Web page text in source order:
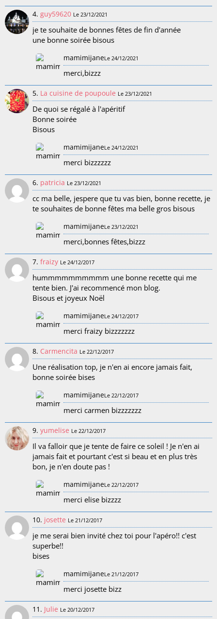
4. guy59620 Le 23/12/2021
je te souhaite de bonnes fêtes de fin d'année
une bonne soirée bisous
mamimijaneLe 24/12/2021
merci,bizzz
5. La cuisine de poupoule Le 23/12/2021
De quoi se régalé à l'apéritif
Bonne soirée
Bisous
mamimijaneLe 24/12/2021
merci bizzzzzz
6. patricia Le 23/12/2021
cc ma belle, jespere que tu vas bien, bonne recette, je
te souhaites de bonne fêtes ma belle gros bisous
mamimijaneLe 23/12/2021
merci,bonnes fêtes,bizzz
7. fraizy Le 24/12/2017
hummmmmmmmmm une bonne recette qui me
tente bien. J'ai recommencé mon blog.
Bisous et joyeux Noël
mamimijaneLe 24/12/2017
merci fraizy bizzzzzzz
8. Carmencita Le 22/12/2017
Une réalisation top, je n'en ai encore jamais fait,
bonne soirée bises
mamimijaneLe 22/12/2017
merci carmen bizzzzzzz
9. yumelise Le 22/12/2017
Il va falloir que je tente de faire ce soleil ! Je n'en ai
jamais fait et pourtant c'est si beau et en plus très
bon, je n'en doute pas !
mamimijaneLe 22/12/2017
merci elise bizzzz
10. josette Le 21/12/2017
je me serai bien invité chez toi pour l'apéro!! c'est
superbe!!
bises
mamimijaneLe 21/12/2017
merci josette bizz
11. Julie Le 20/12/2017